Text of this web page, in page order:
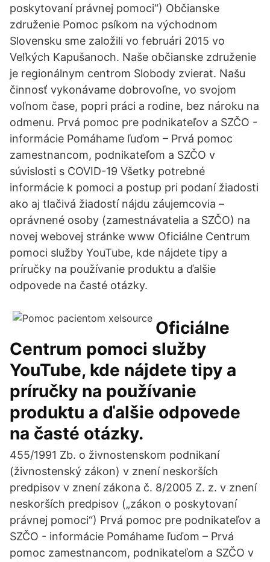
poskytovaní právnej pomoci“) Občianske
združenie Pomoc psíkom na východnom
Slovensku sme založili vo februári 2015 vo
Veľkých Kapušanoch. Naše občianske združenie
je regionálnym centrom Slobody zvierat. Našu
činnosť vykonávame dobrovoľne, vo svojom
voľnom čase, popri práci a rodine, bez nároku na
odmenu. Prvá pomoc pre podnikateľov a SZČO -
informácie Pomáhame ľuďom – Prvá pomoc
zamestnancom, podnikateľom a SZČO v
súvislosti s COVID-19 Všetky potrebné
informácie k pomoci a postup pri podaní žiadosti
ako aj tlačivá žiadostí nájdu záujemcovia –
oprávnené osoby (zamestnávatelia a SZČO) na
novej webovej stránke www Oficiálne Centrum
pomoci služby YouTube, kde nájdete tipy a
príručky na používanie produktu a ďalšie
odpovede na časté otázky.
Oficiálne
Centrum pomoci služby
YouTube, kde nájdete tipy a
príručky na používanie
produktu a ďalšie odpovede
na časté otázky.
455/1991 Zb. o živnostenskom podnikaní
(živnostenský zákon) v znení neskorších
predpisov v znení zákona č. 8/2005 Z. z. v znení
neskorších predpisov („zákon o poskytovaní
právnej pomoci“) Prvá pomoc pre podnikateľov a
SZČO - informácie Pomáhame ľuďom – Prvá
pomoc zamestnancom, podnikateľom a SZČO v